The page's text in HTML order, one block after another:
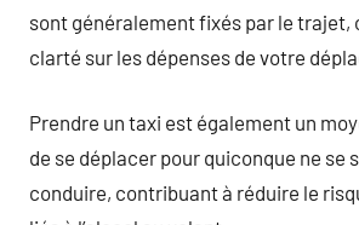
sont généralement fixés par le trajet,
clarté sur les dépenses de votre
Prendre un taxi est également un
de se déplacer pour quiconque ne se
conduire, contribuant à réduire le